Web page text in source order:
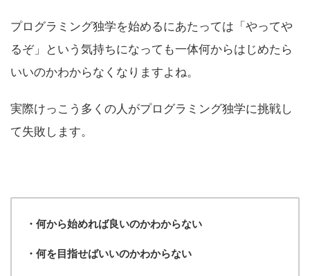
プログラミング独学を始めるにあたっては「やってや
るぞ」という気持ちになっても一体何からはじめたら
いいのかわからなくなりますよね。
実際けっこう多くの人がプログラミング独学に挑戦し
て失敗します。
・何から始めれば良いのかわからない
・何を目指せばいいのかわからない